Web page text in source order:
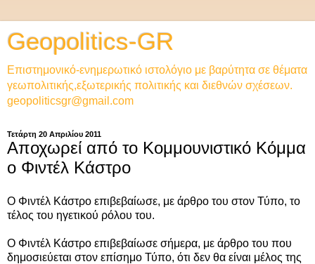
Geopolitics-GR
Επιστημονικό-ενημερωτικό ιστολόγιο με βαρύτητα σε θέματα
γεωπολιτικής,εξωτερικής πολιτικής και διεθνών σχέσεων.
geopoliticsgr@gmail.com
Τετάρτη 20 Απριλίου 2011
Αποχωρεί από το Κομμουνιστικό Κόμμα
ο Φιντέλ Κάστρο
Ο Φιντέλ Κάστρο επιβεβαίωσε, με άρθρο του στον Τύπο, το
τέλος του ηγετικού ρόλου του.
Ο Φιντέλ Κάστρο επιβεβαίωσε σήμερα, με άρθρο του που
δημοσιεύεται στον επίσημο Τύπο, ότι δεν θα είναι μέλος της